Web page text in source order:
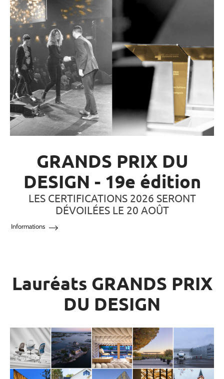
GRANDS PRIX DU
DESIGN - 19e édition
LES CERTIFICATIONS 2026 SERONT
DÉVOILÉES LE 20 AOÛT
Informations
Lauréats GRANDS PRIX
DU DESIGN